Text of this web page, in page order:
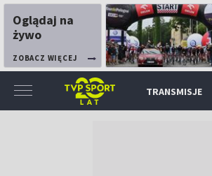
Oglądaj na
żywo
ZOBACZ WIĘCEJ
TRANSMISJE